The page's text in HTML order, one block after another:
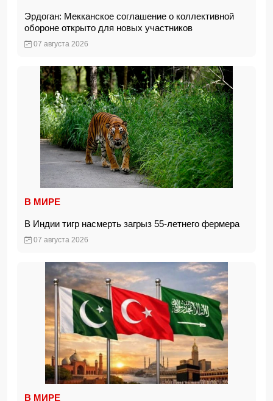
Эрдоган: Мекканское соглашение о коллективной
обороне открыто для новых участников
07 августа 2026
В МИРЕ
В Индии тигр насмерть загрыз 55-летнего фермера
07 августа 2026
В МИРЕ